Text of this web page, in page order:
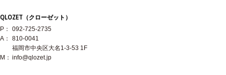
QLOZET（クローゼット）
P：
092-725-2735
A：
810-0041
福岡市中央区大名1-3-53 1F
M： info@qlozet.jp